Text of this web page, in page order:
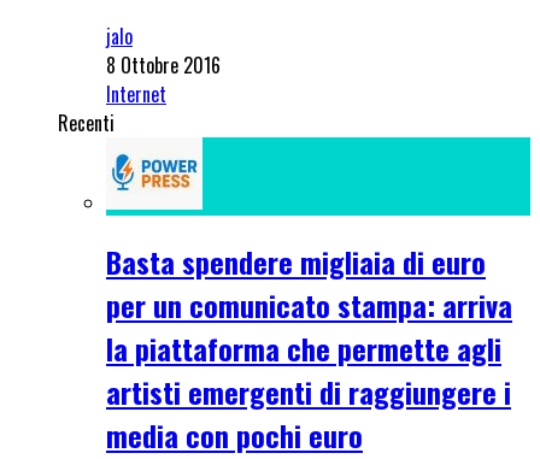
jalo
8 Ottobre 2016
Internet
Recenti
Basta spendere migliaia di euro
per un comunicato stampa: arriva
la piattaforma che permette agli
artisti emergenti di raggiungere i
media con pochi euro